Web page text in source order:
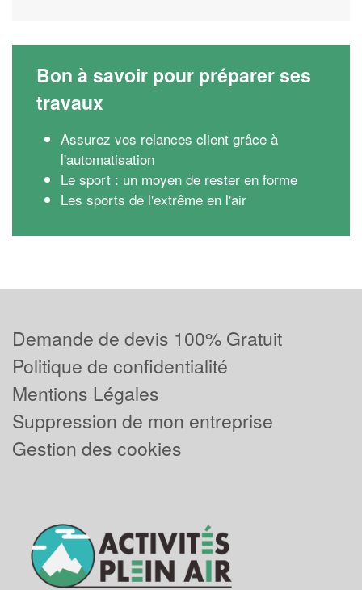
Bon à savoir pour préparer ses
travaux
Assurez vos relances client grâce à
l'automatisation
Le sport : un moyen de rester en forme
Les sports de l'extrême en l'air
Demande de devis 100% Gratuit
Politique de confidentialité
Mentions Légales
Suppression de mon entreprise
Gestion des cookies